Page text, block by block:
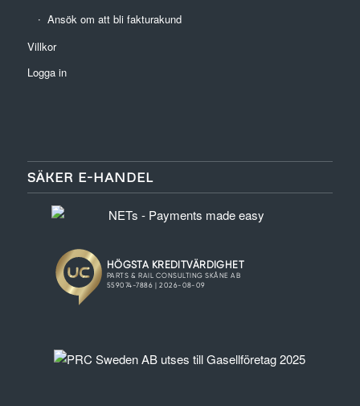
Ansök om att bli fakturakund
Villkor
Logga in
SÄKER E-HANDEL